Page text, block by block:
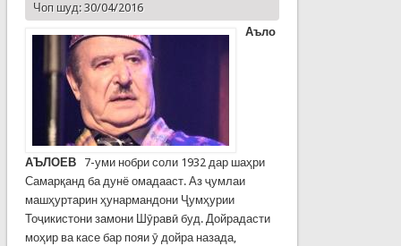
Чоп шуд: 30/04/2016
Аъло
АЪЛОЕВ
7-уми нобри соли 1932 дар шаҳри
Самарқанд ба дунё омадааст. Аз ҷумлаи
машҳуртарин ҳунармандони Ҷумҳурии
Тоҷикистони замони Шӯравӣ буд. Дойрадасти
моҳир ва касе бар пояи ӯ дойра назада,